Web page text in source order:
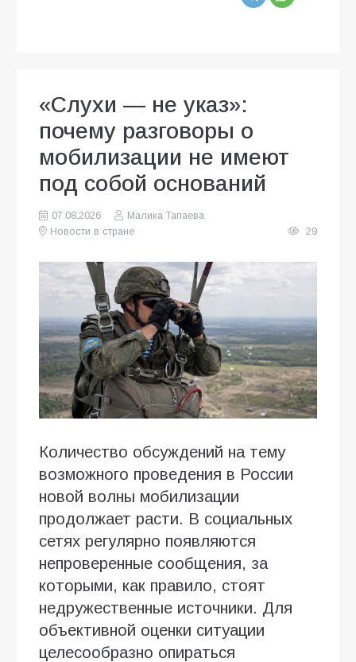
«Слухи — не указ»:
почему разговоры о
мобилизации не имеют
под собой оснований
07.08.2026
Малика Тапаева
Новости в стране
29
Количество обсуждений на тему
возможного проведения в России
новой волны мобилизации
продолжает расти. В социальных
сетях регулярно появляются
непроверенные сообщения, за
которыми, как правило, стоят
недружественные источники. Для
объективной оценки ситуации
целесообразно опираться